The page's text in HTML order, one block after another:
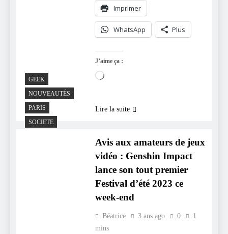
Imprimer
WhatsApp Plus
J’aime ça :
Chargement…
Lire la suite
GEEK
NOUVEAUTÉS
PARIS
SOCIETE
Avis aux amateurs de jeux
vidéo : Genshin Impact
lance son tout premier
Festival d’été 2023 ce
week-end
Béatrice 3 ans ago 0
1
mins